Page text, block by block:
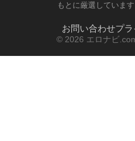
もとに厳選しています
お問い合わせプ
© 2026 エロナビ